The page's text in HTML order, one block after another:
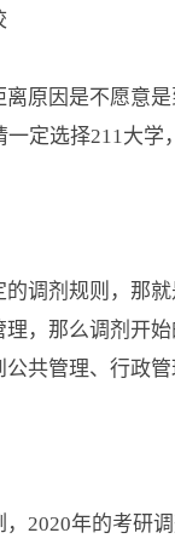
原因是不愿意
定选择211大
调剂规则，那
，那么调剂开
共管理、行政管
2020年的考研